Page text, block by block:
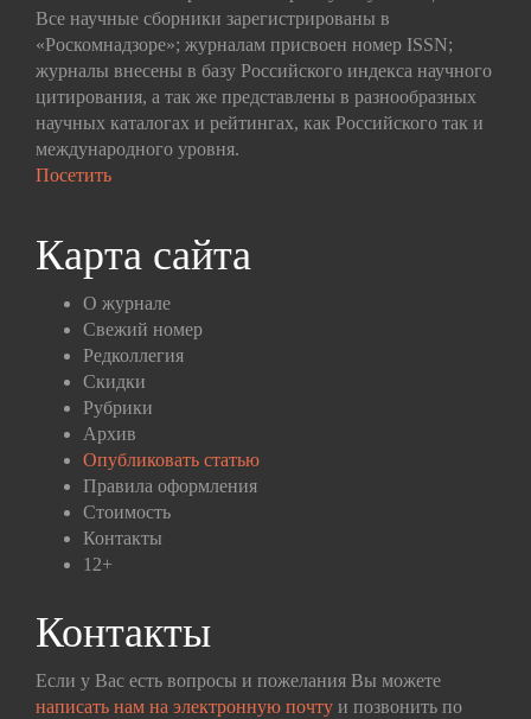
Все научные сборники зарегистрированы в
«Роскомнадзоре»; журналам присвоен номер ISSN;
журналы внесены в базу Российского индекса научного
цитирования, а так же представлены в разнообразных
научных каталогах и рейтингах, как Российского так и
международного уровня.
Посетить
Карта сайта
О журнале
Свежий номер
Редколлегия
Скидки
Рубрики
Архив
Опубликовать статью
Правила оформления
Стоимость
Контакты
12+
Контакты
Если у Вас есть вопросы и пожелания Вы можете
написать нам на электронную почту и позвонить по